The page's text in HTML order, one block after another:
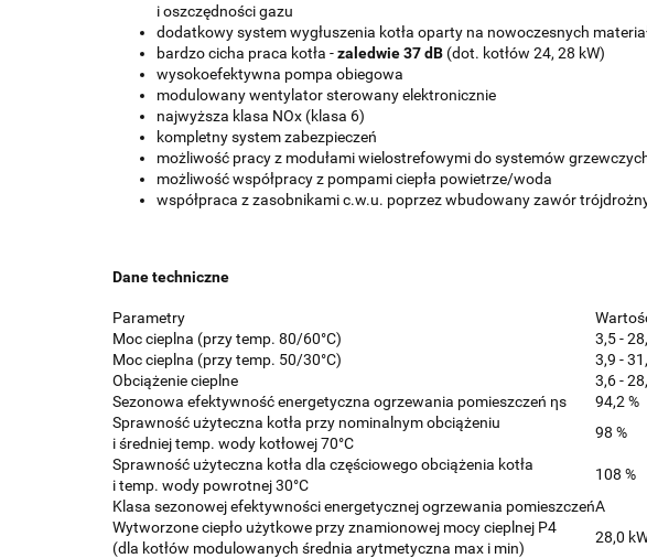
i oszczędności gazu
dodatkowy system wygłuszenia kotła oparty na nowoczesnych
bardzo cicha praca kotła -zaledwie 37 dB (dot. kotłów 24, 28 kW)
wysokoefektywna pompa obiegowa
modulowany wentylator sterowany elektronicznie
najwyższa klasa NOx (klasa 6)
kompletny system zabezpieczeń
możliwość pracy z modułami wielostrefowymi do systemów
możliwość współpracy z pompami ciepła powietrze/woda
współpraca z zasobnikami c.w.u. poprzez wbudowany zawór
Dane techniczne
Parametry
Moc cieplna (przy temp. 80/60°C)
3,5 -
Moc cieplna (przy temp. 50/30°C)
3,9 -
Obciążenie cieplne
3,6 -
Sezonowa efektywność energetyczna ogrzewania pomieszczeń ηs
94,2 %
Sprawność użyteczna kotła przy nominalnym obciążeniu
i średniej temp. wody kotłowej 70°C
98 %
Sprawność użyteczna kotła dla częściowego obciążenia kotła
i temp. wody powrotnej 30°C
108 %
Klasa sezonowej efektywności energetycznej ogrzewania pomieszczeńA
Wytworzone ciepło użytkowe przy znamionowej mocy cieplnej P4
(dla kotłów modulowanych średnia arytmetyczna max i min)
28,0